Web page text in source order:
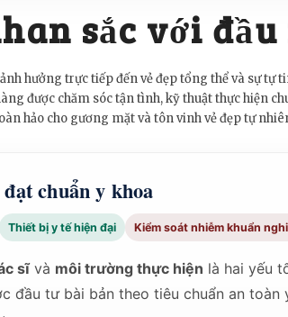
sắc với
hưởng trực tiếp đến vẻ đẹp tổng thể và sự
được chăm sóc tận tình, kỹ thuật thực hiện
hảo cho gương mặt và tôn vinh vẻ đẹp tự
chuẩn y khoa
Thiết bị y tế hiện đại Kiểm soát nhiễm khuẩn
sĩvà môi trường thực hiện là hai yếu
đầu tư bài bản theo tiêu chuẩn an toàn